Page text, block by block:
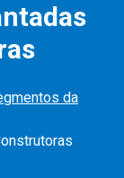
da